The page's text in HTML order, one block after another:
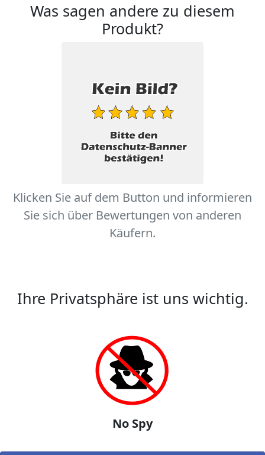
Was sagen andere zu diesem
Produkt?
Klicken Sie auf dem Button und informieren
Sie sich über Bewertungen von anderen
Käufern.
Ihre Privatsphäre ist uns wichtig.
No Spy